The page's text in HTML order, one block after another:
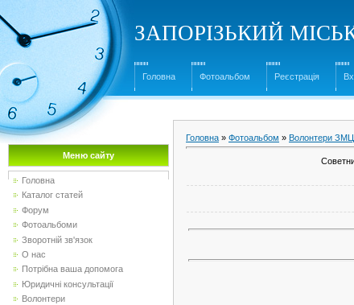
ЗАПОРІЗЬКИЙ
Головна Фотоальбом Реєстрація
Меню сайту
Головна
Каталог статей
Форум
Фотоальбоми
Зворотній зв'язок
О нас
Потрібна ваша допомога
Юридичні консультації
Волонтери
Головна » Фотоальбом » Волонтери